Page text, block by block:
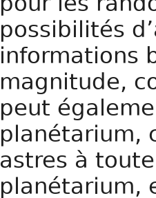
possibilités
informations
magnitude,
peut
planétarium,
astres à
planétarium,